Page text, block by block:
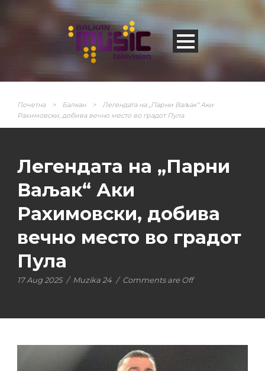
Почетна > Балкан >
Легендата на „Парни Ваљак“ Аки
Рахимовски, добива вечно место во градот Пула
Легендата на „Парни
Ваљак“ Аки
Рахимовски, добива
вечно место во градот
Пула
17 Aug 2025 / Muzika 24 / Comments are Off